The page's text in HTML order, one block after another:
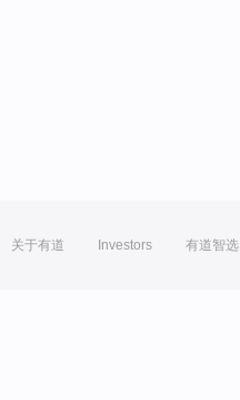
关于有道 Investors 有道智选